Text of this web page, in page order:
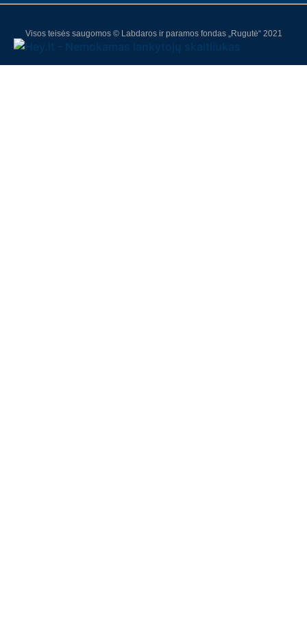
Visos teisės saugomos © Labdaros ir paramos fondas „Rugutė“ 2021